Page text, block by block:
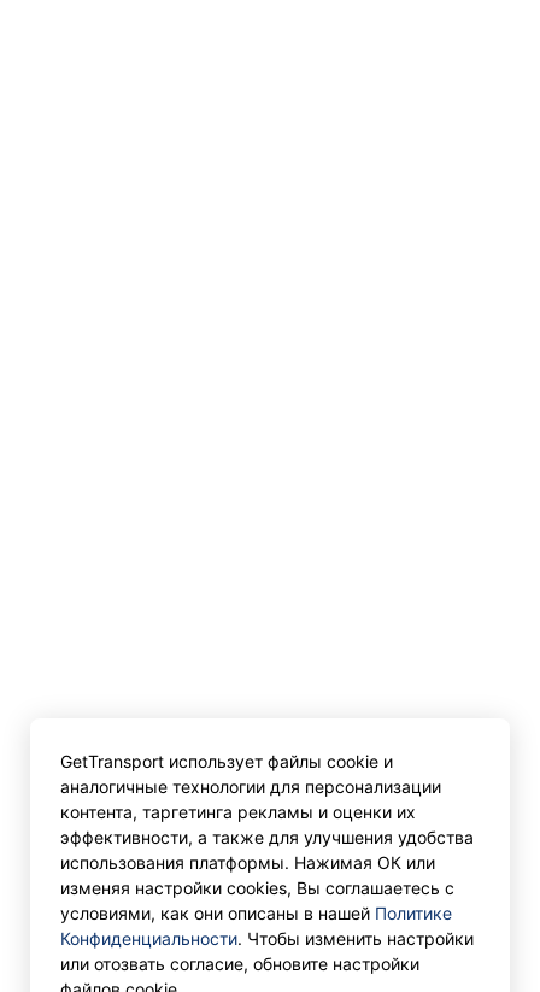
GetTransport использует файлы cookie и
аналогичные технологии для персонализации
контента, таргетинга рекламы и оценки их
эффективности, а также для улучшения удобства
использования платформы. Нажимая ОК или
изменяя настройки cookies, Вы соглашаетесь с
условиями, как они описаны в нашей Политике
Конфиденциальности. Чтобы изменить настройки
или отозвать согласие, обновите настройки